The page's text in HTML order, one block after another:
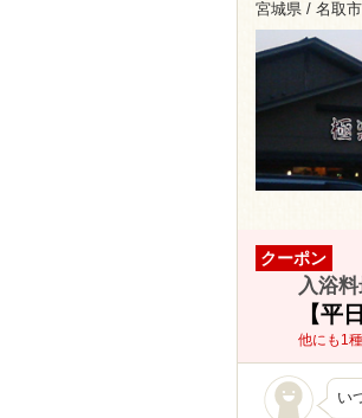
宮城県 / 名取
クーポン
入浴
【平
他にも1
い